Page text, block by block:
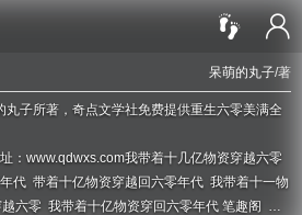
呆萌的丸子/著
子所著，奇点文学社免费提供重生六零美满全
：www.qdwxs.com我带着十几亿物资穿越六零
代 带着十亿物资穿越回六零年代 我带着十一物
六零 我带着十亿物资穿回六零年代 笔趣阁 我